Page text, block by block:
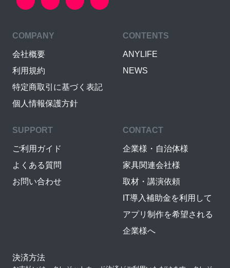
COMPANY
会社概要
利用規約
特定商取引に基づく表記
個人情報保護方針
CONTENTS
ANYLIFE
NEWS
SUPPORT
ご利用ガイド
よくある質問
お問い合わせ
CONTACT
企業様・自治体様
家具関連会社様
取材・講演依頼
IT導入補助金を利用して
アプリ制作を希望される
企業様へ
決済方法